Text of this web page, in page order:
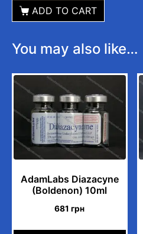
ADD TO CART
You may also like…
AdamLabs Diazacyne
(Boldenon) 10ml
681грн